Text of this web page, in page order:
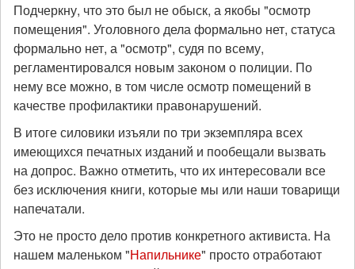
Подчеркну, что это был не обыск, а якобы "осмотр
помещения". Уголовного дела формально нет, статуса
формально нет, а "осмотр", судя по всему,
регламентировался новым законом о полиции. По
нему все можно, в том числе осмотр помещений в
качестве профилактики правонарушений.
В итоге силовики изъяли по три экземпляра всех
имеющихся печатных изданий и пообещали вызвать
на допрос. Важно отметить, что их интересовали все
без исключения книги, которые мы или наши товарищи
напечатали.
Это не просто дело против конкретного активиста. На
нашем маленьком "Напильнике" просто отработают